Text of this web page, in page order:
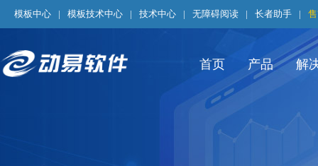
模板中心 | 模板技术中心 | 技术中心 | 无障碍阅读 | 长者助手 |
首页 产品 解